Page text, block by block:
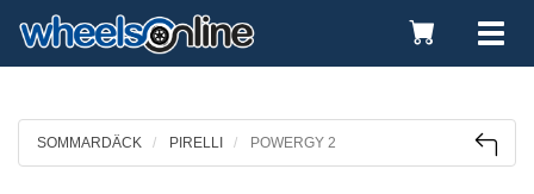
Toggle
Cart
SOMMARDÄCK PIRELLI POWERGY 2